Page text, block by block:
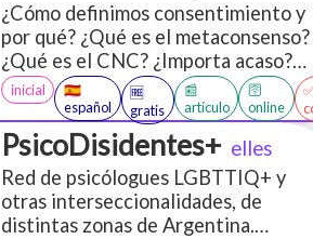
¿Cómo definimos consentimiento y
por qué? ¿Qué es el metaconsenso?
¿Qué es el CNC? ¿Importa acaso?
¿Es todo lo mismo? ¿Es el
consentimiento una obsesión con
hacer un montón de preguntas todo
el tiempo? ¿Cómo está el tiempo
hoy? ¿Qué hora es?
inicial
🇪🇸
español
🆓
gratis
📰
artículo
🛜
online
PsicoDisidentes+ elles
Red de psicólogues LGBTTIQ+ y
otras interseccionalidades, de
distintas zonas de Argentina.